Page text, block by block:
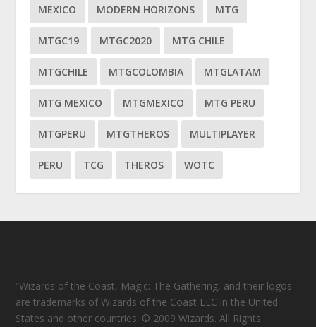
MEXICO MODERN HORIZONS MTG
MTGC19 MTGC2020 MTG CHILE
MTGCHILE MTGCOLOMBIA MTGLATAM
MTG MEXICO MTGMEXICO MTG PERU
MTGPERU MTGTHEROS MULTIPLAYER
PERU TCG THEROS WOTC
“Wizards of the Coast, Magic: The Gathering, and their logos
are trademarks of Wizards of the Coast LLC in the United
States and other countries. © 2009 Wizards. All Rights